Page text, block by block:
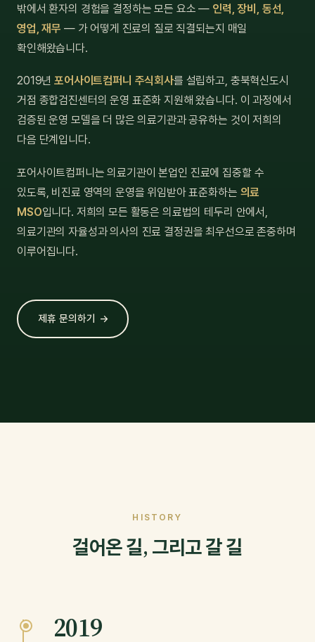
밖에서 환자의 경험을 결정하는 모든 요소 — 인력, 장비, 동선,
영업, 재무 — 가 어떻게 진료의 질로 직결되는지 매일
확인해왔습니다.
2019년포어사이트컴퍼니 주식회사를 설립하고, 충북혁신도시
거점 종합검진센터의 운영 표준화 지원해 왔습니다. 이 과정에서
검증된 운영 모델을 더 많은 의료기관과 공유하는 것이 저희의
다음 단계입니다.
포어사이트컴퍼니는 의료기관이 본업인 진료에 집중할 수
있도록, 비진료 영역의 운영을 위임받아 표준화하는 의료
MSO입니다. 저희의 모든 활동은 의료법의 테두리 안에서,
의료기관의 자율성과 의사의 진료 결정권을 최우선으로 존중하며
이루어집니다.
제휴 문의하기 →
HISTORY
걸어온 길, 그리고 갈 길
2019